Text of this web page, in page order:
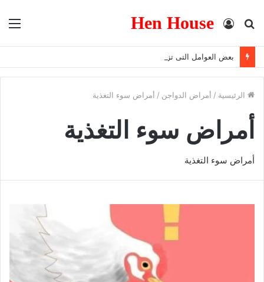
Hen House
بحث
تسجيل
بعض العوامل التى تزيد من المناعه
الرئيسية / أمراض الدواجن / أمراض سوء التغذية
أمراض سوء التغذية
أمراض سوء التغذية